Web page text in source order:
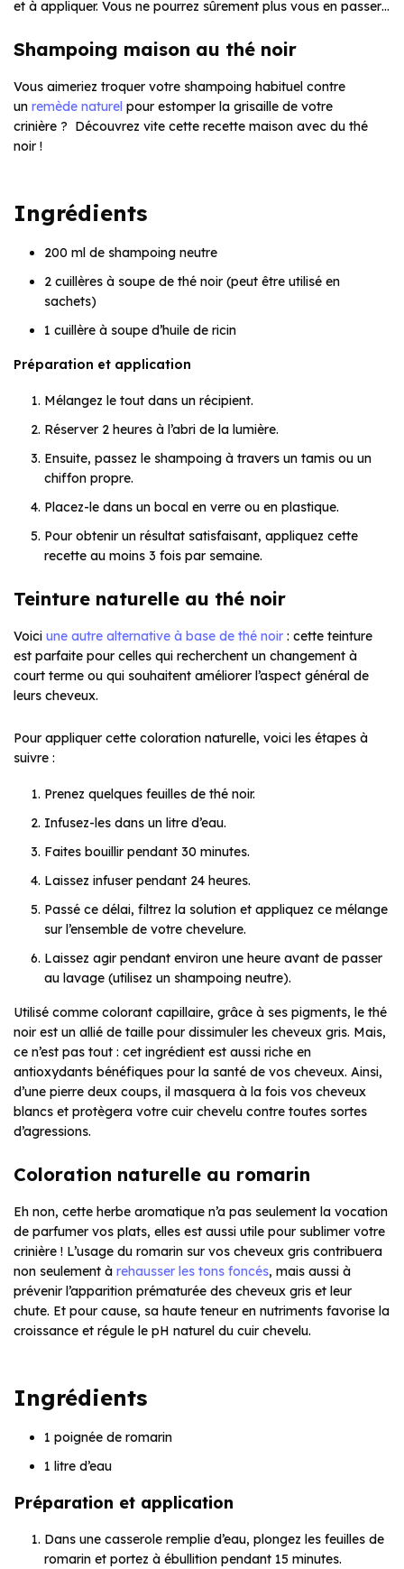
et à appliquer. Vous ne pourrez sûrement plus vous en passer…
Shampoing maison au thé noir
Vous aimeriez troquer votre shampoing habituel contre
un remède naturel pour estomper la grisaille de votre
crinière ? Découvrez vite cette recette maison avec du thé
noir !
Ingrédients
200 ml de shampoing neutre
2 cuillères à soupe de thé noir (peut être utilisé en
sachets)
1 cuillère à soupe d’huile de ricin
Préparation et application
Mélangez le tout dans un récipient.
Réserver 2 heures à l’abri de la lumière.
Ensuite, passez le shampoing à travers un tamis ou un
chiffon propre.
Placez-le dans un bocal en verre ou en plastique.
Pour obtenir un résultat satisfaisant, appliquez cette
recette au moins 3 fois par semaine.
Teinture naturelle au thé noir
Voici une autre alternative à base de thé noir : cette teinture
est parfaite pour celles qui recherchent un changement à
court terme ou qui souhaitent améliorer l’aspect général de
leurs cheveux.
Pour appliquer cette coloration naturelle, voici les étapes à
suivre :
Prenez quelques feuilles de thé noir.
Infusez-les dans un litre d’eau.
Faites bouillir pendant 30 minutes.
Laissez infuser pendant 24 heures.
Passé ce délai, filtrez la solution et appliquez ce mélange
sur l’ensemble de votre chevelure.
Laissez agir pendant environ une heure avant de passer
au lavage (utilisez un shampoing neutre).
Utilisé comme colorant capillaire, grâce à ses pigments, le thé
noir est un allié de taille pour dissimuler les cheveux gris. Mais,
ce n’est pas tout : cet ingrédient est aussi riche en
antioxydants bénéfiques pour la santé de vos cheveux. Ainsi,
d’une pierre deux coups, il masquera à la fois vos cheveux
blancs et protègera votre cuir chevelu contre toutes sortes
d’agressions.
Coloration naturelle au romarin
Eh non, cette herbe aromatique n’a pas seulement la vocation
de parfumer vos plats, elles est aussi utile pour sublimer votre
crinière ! L’usage du romarin sur vos cheveux gris contribuera
non seulement à rehausser les tons foncés, mais aussi à
prévenir l’apparition prématurée des cheveux gris et leur
chute. Et pour cause, sa haute teneur en nutriments favorise la
croissance et régule le pH naturel du cuir chevelu.
Ingrédients
1 poignée de romarin
1 litre d’eau
Préparation et application
Dans une casserole remplie d’eau, plongez les feuilles de
romarin et portez à ébullition pendant 15 minutes.